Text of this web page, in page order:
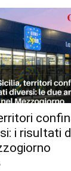
i risultati